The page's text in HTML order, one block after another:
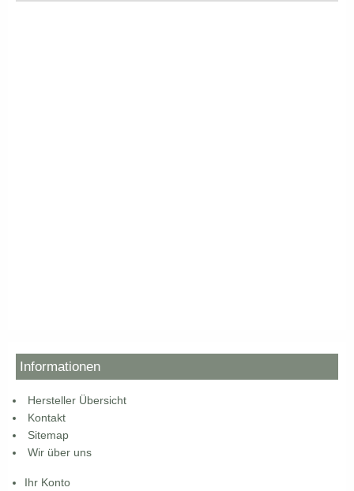
Informationen
Hersteller Übersicht
Kontakt
Sitemap
Wir über uns
Ihr Konto